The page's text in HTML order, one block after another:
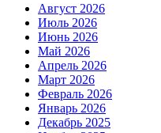
Август 2026
Июль 2026
Июнь 2026
Май 2026
Апрель 2026
Март 2026
Февраль 2026
Январь 2026
Декабрь 2025